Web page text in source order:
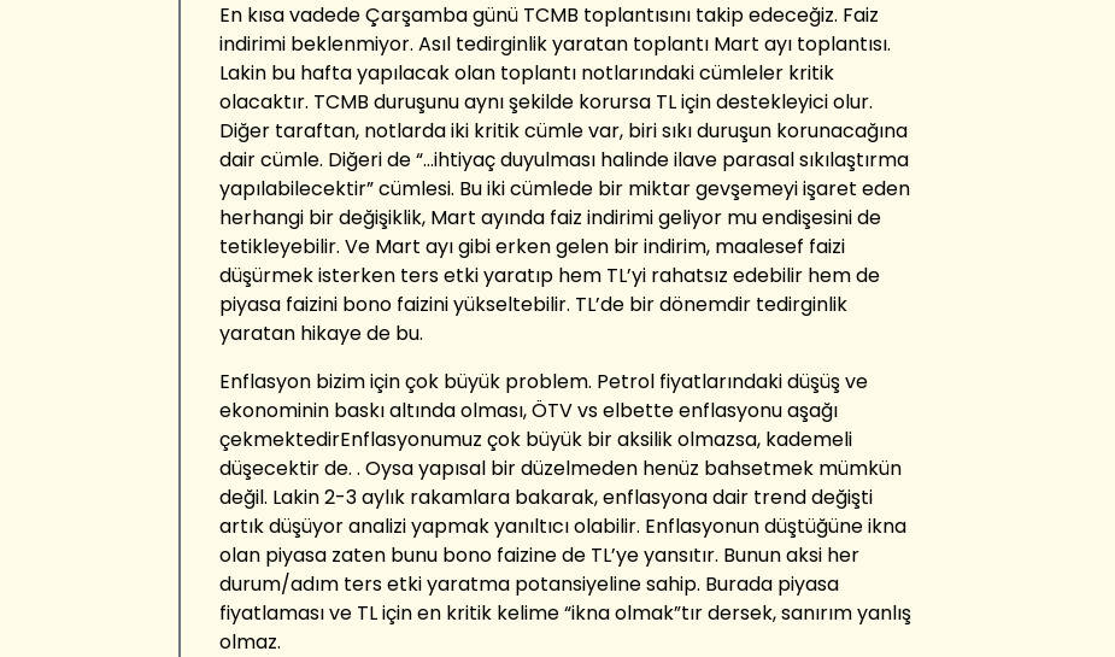
En kısa vadede Çarşamba günü TCMB toplantısını takip edeceğiz. Faiz
indirimi beklenmiyor. Asıl tedirginlik yaratan toplantı Mart ayı toplantısı.
Lakin bu hafta yapılacak olan toplantı notlarındaki cümleler kritik
olacaktır. TCMB duruşunu aynı şekilde korursa TL için destekleyici olur.
Diğer taraftan, notlarda iki kritik cümle var, biri sıkı duruşun korunacağına
dair cümle. Diğeri de “...ihtiyaç duyulması halinde ilave parasal sıkılaştırma
yapılabilecektir” cümlesi. Bu iki cümlede bir miktar gevşemeyi işaret eden
herhangi bir değişiklik, Mart ayında faiz indirimi geliyor mu endişesini de
tetikleyebilir. Ve Mart ayı gibi erken gelen bir indirim, maalesef faizi
düşürmek isterken ters etki yaratıp hem TL’yi rahatsız edebilir hem de
piyasa faizini bono faizini yükseltebilir. TL’de bir dönemdir tedirginlik
yaratan hikaye de bu.
Enflasyon bizim için çok büyük problem. Petrol fiyatlarındaki düşüş ve
ekonominin baskı altında olması, ÖTV vs elbette enflasyonu aşağı
çekmektedirEnflasyonumuz çok büyük bir aksilik olmazsa, kademeli
düşecektir de. . Oysa yapısal bir düzelmeden henüz bahsetmek mümkün
değil. Lakin 2-3 aylık rakamlara bakarak, enflasyona dair trend değişti
artık düşüyor analizi yapmak yanıltıcı olabilir. Enflasyonun düştüğüne ikna
olan piyasa zaten bunu bono faizine de TL’ye yansıtır. Bunun aksi her
durum/adım ters etki yaratma potansiyeline sahip. Burada piyasa
fiyatlaması ve TL için en kritik kelime “ikna olmak”tır dersek, sanırım yanlış
olmaz.